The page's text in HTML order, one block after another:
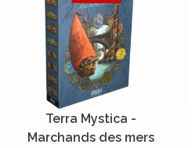
Terra Mystica -
Marchands des mers